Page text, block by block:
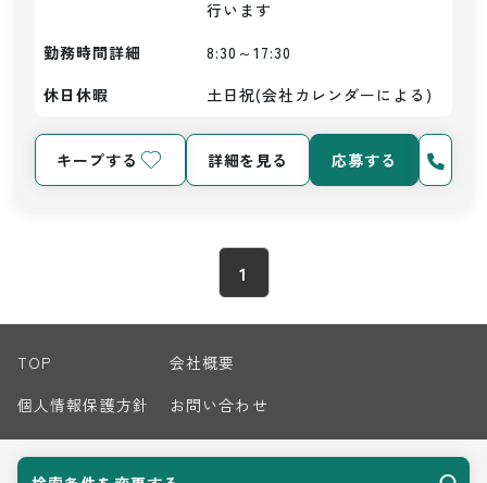
行います
勤務時間詳細
8:30～17:30
休日休暇
土日祝(会社カレンダーによる)
キープする 詳細を見る 応募する
1
TOP
会社概要
個人情報保護方針
お問い合わせ